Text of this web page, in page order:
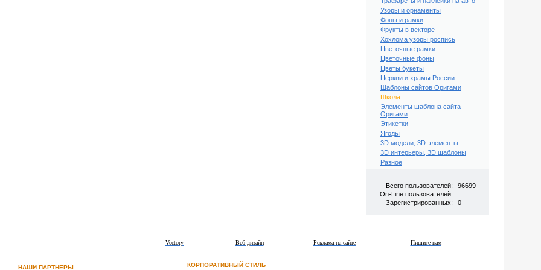
Узоры и орнаменты
Фоны и рамки
Фрукты в векторе
Хохлома узоры роспись
Цветочные рамки
Цветочные фоны
Цветы букеты
Церкви и храмы России
Шаблоны сайтов Оригами
Школа
Элементы шаблона сайта
Оригами
Этикетки
Ягоды
3D модели, 3D элементы
3D интерьеры, 3D шаблоны
Разное
Всего пользователей:
96699
On-Line пользователей:
Зарегистрированных:
0
Пишите нам
Реклама на сайте
Веб дизайн
Vectory
НАШИ ПАРТНЕРЫ КОРПОРАТИВНЫЙ СТИЛЬ